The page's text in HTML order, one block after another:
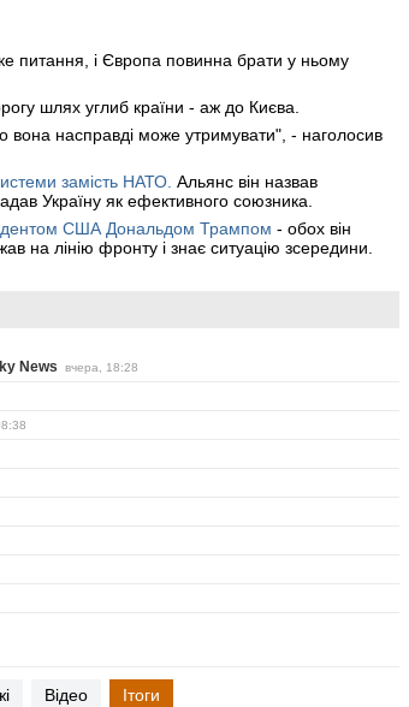
питання, і Європа повинна брати у ньому
шлях углиб країни - аж до Києва.
вона насправді може утримувати", - наголосив
замість НАТО. Альянс він назвав
Україну як ефективного союзника.
США Дональдом Трампом - обох він
на лінію фронту і знає ситуацію зсередини.
News вчера, 18:28
Відео Ітоги